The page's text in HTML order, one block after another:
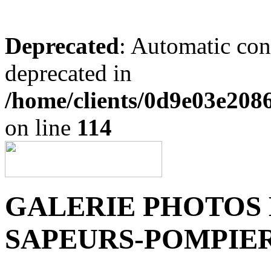
Deprecated: Automatic
deprecated in
/home/clients/
on line 114
GALERIE
SAPEURS-